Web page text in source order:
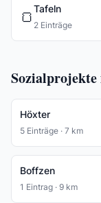
🍞
Tafeln
2 Einträge
Höxter
5 Einträge · 7 km
Boffzen
1 Eintrag · 9 km